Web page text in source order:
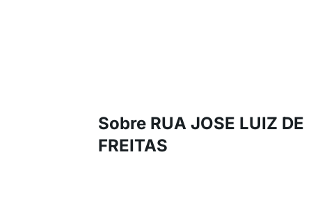
Sobre RUA JOSE LUIZ DE
FREITAS